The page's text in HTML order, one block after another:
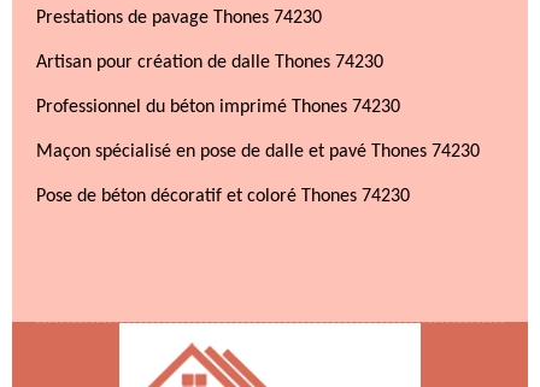
Prestations de pavage Thones 74230
Artisan pour création de dalle Thones 74230
Professionnel du béton imprimé Thones 74230
Maçon spécialisé en pose de dalle et pavé Thones 74230
Pose de béton décoratif et coloré Thones 74230